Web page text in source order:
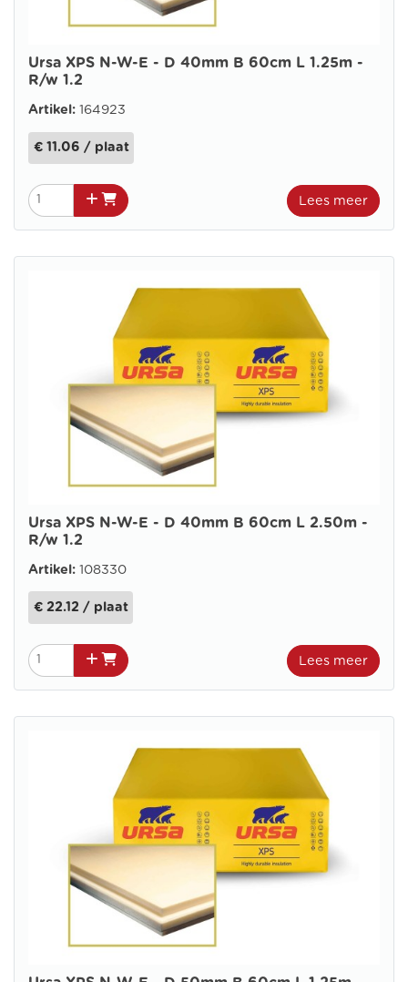
Ursa XPS N-W-E - D 40mm B 60cm L 1.25m -
R/w 1.2
Artikel: 164923
€ 11.06 / plaat
Lees meer
Ursa XPS N-W-E - D 40mm B 60cm L 2.50m -
R/w 1.2
Artikel: 108330
€ 22.12 / plaat
Lees meer